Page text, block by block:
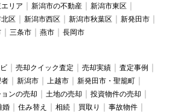
リア 新潟市の不動産
新潟市東区
区 新潟市西区 新潟市秋葉区
新発田市
三条市 燕市 長岡市
売却クイック査定 売却実績
査定事例
新潟市 上越市
新発田市・聖籠町
ンの売却 土地の売却
投資物件の売却
婚 住み替え 相続 買取り
事故物件